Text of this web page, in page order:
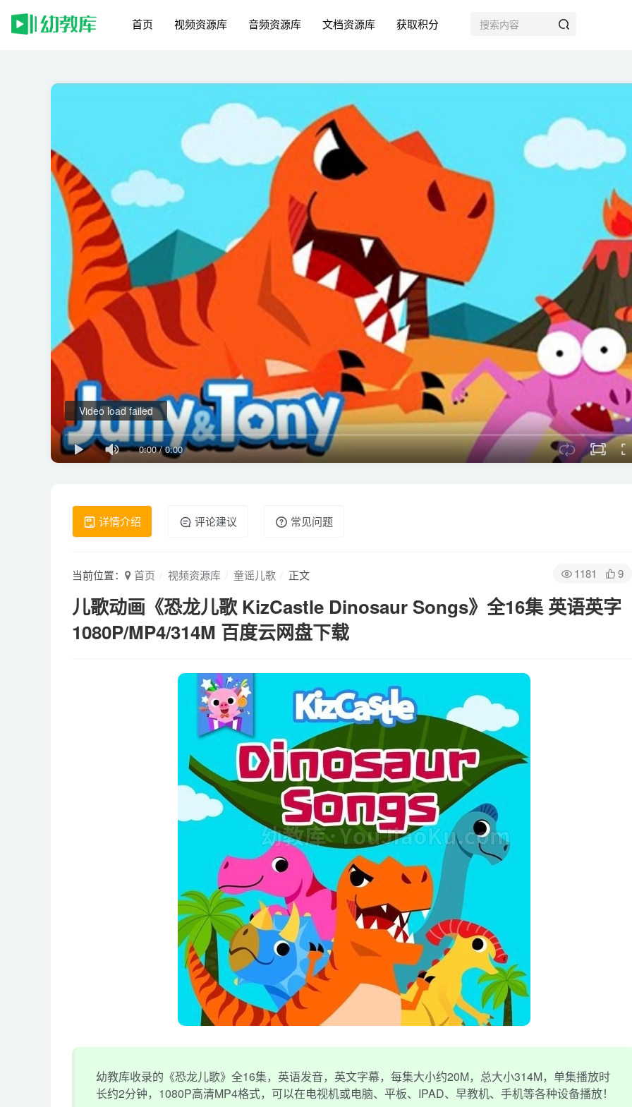
首页 视频资源库 音频资源库 文档资源库 获取积分
0:00/0:00
Video load failed
详情介绍 评论建议 常见问题
1181 9
当前位置： 首页 视频资源库 童谣儿歌 正文
儿歌动画《恐龙儿歌 KizCastle Dinosaur Songs》全16集 英语英字
1080P/MP4/314M 百度云网盘下载
幼教库收录的《恐龙儿歌》全16集，英语发音，英文字幕，每集大小约20M，总大小314M，单集播放时
长约2分钟，1080P高清MP4格式，可以在电视机或电脑、平板、IPAD、早教机、手机等各种设备播放！